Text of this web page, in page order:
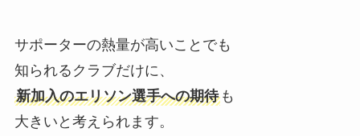
サポーターの熱量が高いことでも
知られるクラブだけに、
新加入のエリソン選手への期待も
大きいと考えられます。